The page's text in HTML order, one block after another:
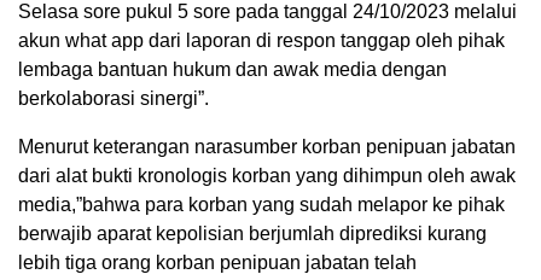
Selasa sore pukul 5 sore pada tanggal 24/10/2023 melalui
akun what app dari laporan di respon tanggap oleh pihak
lembaga bantuan hukum dan awak media dengan
berkolaborasi sinergi”.
Menurut keterangan narasumber korban penipuan jabatan
dari alat bukti kronologis korban yang dihimpun oleh awak
media,”bahwa para korban yang sudah melapor ke pihak
berwajib aparat kepolisian berjumlah diprediksi kurang
lebih tiga orang korban penipuan jabatan telah